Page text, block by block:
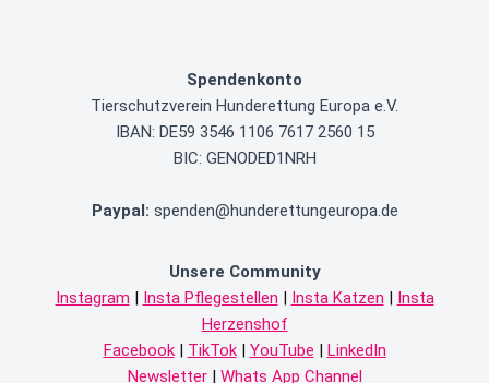
Spendenkonto
Tierschutzverein Hunderettung Europa e.V.
IBAN: DE59 3546 1106 7617 2560 15
BIC: GENODED1NRH
Paypal: spenden@hunderettungeuropa.de
Unsere Community
Instagram | Insta Pflegestellen | Insta Katzen | Insta
Herzenshof
Facebook| TikTok| YouTube | LinkedIn
Newsletter| Whats App Channel